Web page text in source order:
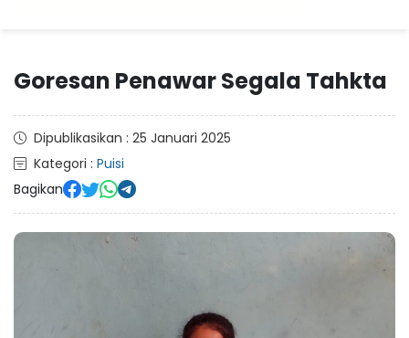
Goresan Penawar Segala Tahkta
Dipublikasikan : 25 Januari 2025
Kategori : Puisi
Bagikan